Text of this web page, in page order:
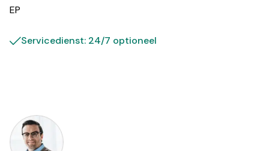
EP
Servicedienst: 24/7 optioneel